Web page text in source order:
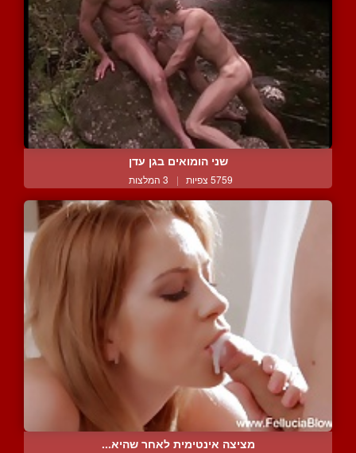
שני הומואים בגן עדן
5759 צפיות | 3 המלצות
מציצה אינטימית לאחר שהיא...